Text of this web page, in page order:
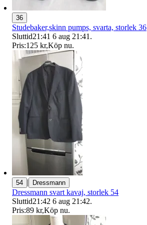
36
Studebaker,skinn pumps, svarta, storlek 36
Sluttid21:41 6 aug 21:41 .
Pris:125 kr,Köp nu.
54 | Dressmann
Dressmann svart kavaj, storlek 54
Sluttid21:42 6 aug 21:42.
Pris:89 kr,Köp nu.